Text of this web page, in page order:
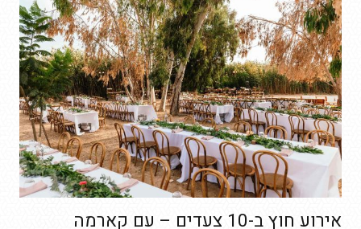
אירוע חוץ ב-10 צעדים – עם קארמה